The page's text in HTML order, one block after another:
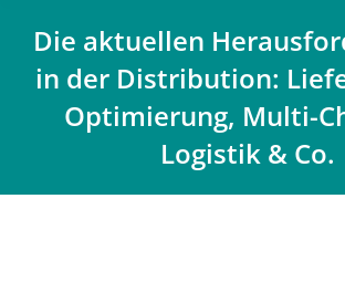
Die aktuellen
in der Distribution:
Optimierung, Multi-
Logistik & Co.